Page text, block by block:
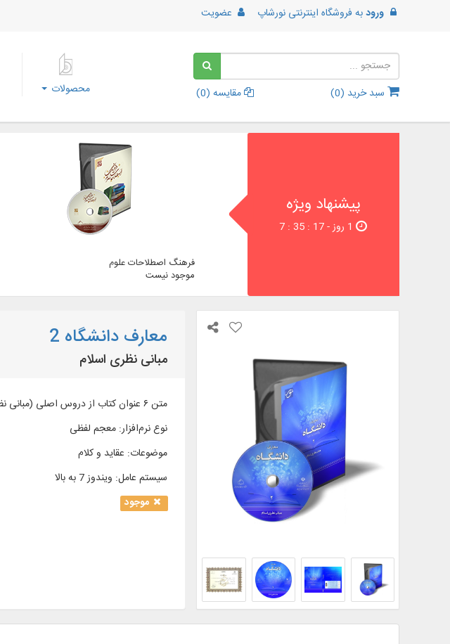
ورودبه فروشگاه اینترنتی نورشاپ عضویت
سبد خرید (0
) مقایسه (0
) محصولات
پیشنهاد ویژه
فرهنگ اصطلاحات علوم
موجود نیست
معارف دانشگاه 2
مبانی نظری اسلام
متن ۶ عنوان کتاب از دروس اصلی (مبانی نظری اسلام) شامل: اندیشه اسلامی ۱ و ۲ ، انسان در اسلام، حقوق اجتماعی و سیاسی در اسلام و ...
نوع نرم‌افزار: معجم لفظی
موضوعات: عقاید و كلام
سیستم عامل: ویندوز 7 به بالا
موجود